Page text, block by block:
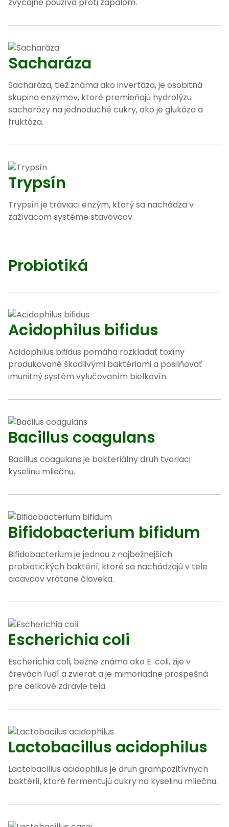
Sacharáza
Sacharáza, tiež známa ako invertáza, je osobitná
skupina enzýmov, ktoré premieňajú hydrolýzu
sacharózy na jednoduché cukry, ako je glukóza a
fruktóza.
Trypsín
Trypsín je tráviaci enzým, ktorý sa nachádza v
zažívacom systéme stavovcov.
Probiotiká
Acidophilus bifidus
Acidophilus bifidus pomáha rozkladať toxíny
produkované škodlivými baktériami a posilňovať
imunitný systém vylučovaním bielkovín.
Bacillus coagulans
Bacillus coagulans je bakteriálny druh tvoriaci
kyselinu mliečnu.
Bifidobacterium bifidum
Bifidobacterium je jednou z najbežnejších
probiotických baktérií, ktoré sa nachádzajú v tele
cicavcov vrátane človeka.
Escherichia coli
Escherichia coli, bežne známa ako E. coli, žije v
črevách ľudí a zvierat a je mimoriadne prospešná
pre celkové zdravie tela.
Lactobacillus acidophilus
Lactobacillus acidophilus je druh grampozitívnych
baktérií, ktoré fermentujú cukry na kyselinu mliečnu.